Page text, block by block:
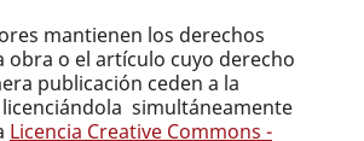
mantienen los derechos
obra o el artículo cuyo derecho
publicación ceden a la
simultáneamente
Licencia Creative Commons -